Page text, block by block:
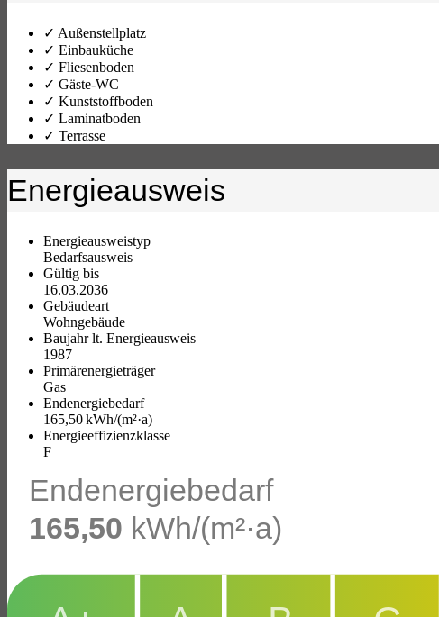
✓ Außenstellplatz
✓ Einbauküche
✓ Fliesenboden
✓ Gäste-WC
✓ Kunststoffboden
✓ Laminatboden
✓ Terrasse
Energieausweis
Energieausweistyp
Bedarfs­ausweis
Gültig bis
16.03.2036
Gebäudeart
Wohngebäude
Baujahr lt. Energieausweis
1987
Primärenergieträger
Gas
Endenergie­bedarf
165,50 kWh/(m²·a)
Energie­effizienz­klasse
F
Endenergiebedarf
165,50 kWh/(m²·a)